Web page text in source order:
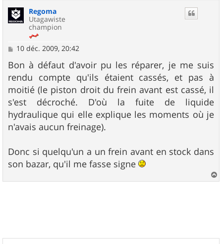
Regoma
Utagawiste
champion
M
s
s
a
g
e
10 déc. 2009, 20:42
Bon à défaut d'avoir pu les réparer, je me suis
rendu compte qu'ils étaient cassés, et pas à
moitié (le piston droit du frein avant est cassé, il
s'est décroché. D'où la fuite de liquide
hydraulique qui elle explique les moments où je
n'avais aucun freinage).
Donc si quelqu'un a un frein avant en stock dans
son bazar, qu'il me fasse signe
a